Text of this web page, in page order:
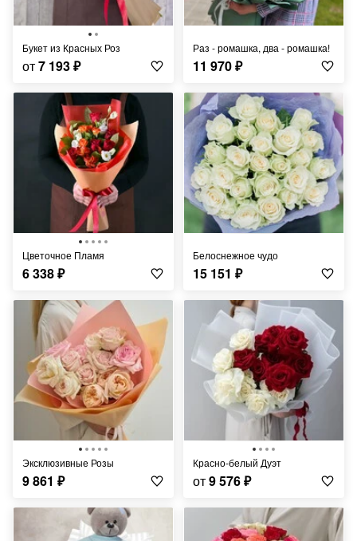
Букет из Красных Роз
от7 193₽
Раз - ромашка, два - ромашка!
11 970₽
Цветочное Пламя
6 338₽
Белоснежное чудо
15 151 ₽
Эксклюзивные Розы
9 861 ₽
Красно-белый Дуэт
от9 576₽